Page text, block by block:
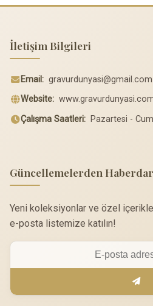
İletişim Bilgileri
Email: gravurdunyasi@gmail.com
Website:
Çalışma Saatleri: Pazartesi -
Güncellemelerden
Yeni koleksiyonlar ve özel
e-posta listemize katılın!